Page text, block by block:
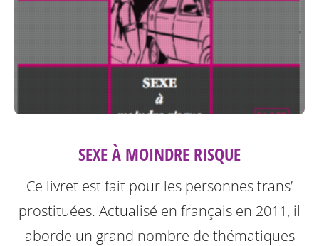
SEXE À MOINDRE RISQUE
Ce livret est fait pour les personnes trans’
prostituées. Actualisé en français en 2011, il
aborde un grand nombre de thématiques